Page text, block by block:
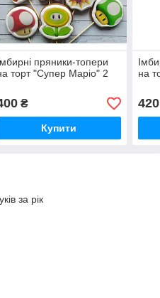
пряники-топери
торт "Супер Маріо" 2
₴
Купити
на
420
за рік